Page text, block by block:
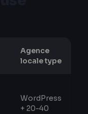
Agence
locale type
WordPress
+ 20-40